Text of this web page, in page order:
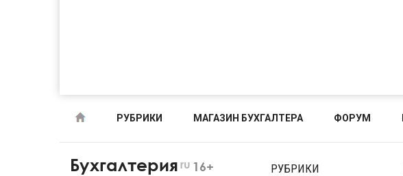
РУБРИКИ МАГАЗИН БУХГАЛТЕРА ФОРУМ
Бухгалтерия ru 16+ РУБРИКИ